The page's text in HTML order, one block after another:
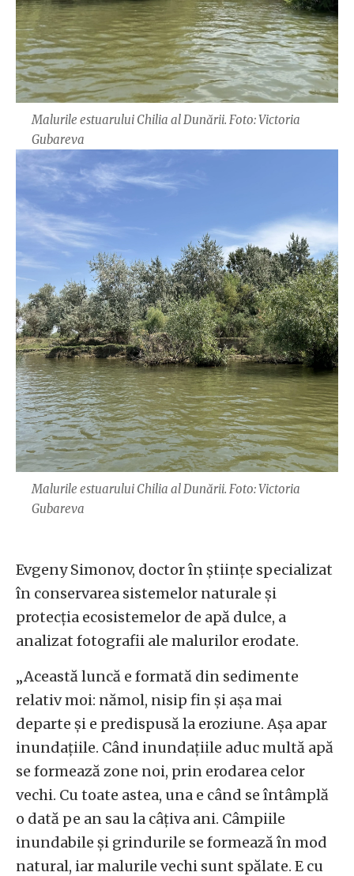
Malurile estuarului Chilia al Dunării. Foto: Victoria
Gubareva
Malurile estuarului Chilia al Dunării. Foto: Victoria
Gubareva
Evgeny Simonov, doctor în științe specializat
în conservarea sistemelor naturale și
protecția ecosistemelor de apă dulce, a
analizat fotografii ale malurilor erodate.
„Această luncă e formată din sedimente
relativ moi: nămol, nisip fin și așa mai
departe și e predispusă la eroziune. Așa apar
inundațiile. Când inundațiile aduc multă apă
se formează zone noi, prin erodarea celor
vechi. Cu toate astea, una e când se întâmplă
o dată pe an sau la câțiva ani. Câmpiile
inundabile și grindurile se formează în mod
natural, iar malurile vechi sunt spălate. E cu